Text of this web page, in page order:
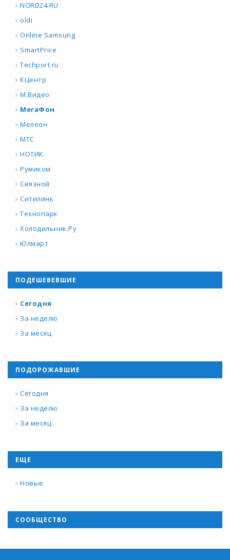
NORD24.RU
oldi
Online Samsung
SmartPrice
Techport.ru
КЦентр
М.Видео
МегаФон
Мелеон
МТС
НОТИК
Румиком
Связной
Ситилинк
Технопарк
Холодильник.Ру
Юлмарт
ПОДЕШЕВЕВШИЕ
Сегодня
За неделю
За месяц
ПОДОРОЖАВШИЕ
Сегодня
За неделю
За месяц
ЕЩЕ
Новые
СООБЩЕСТВО